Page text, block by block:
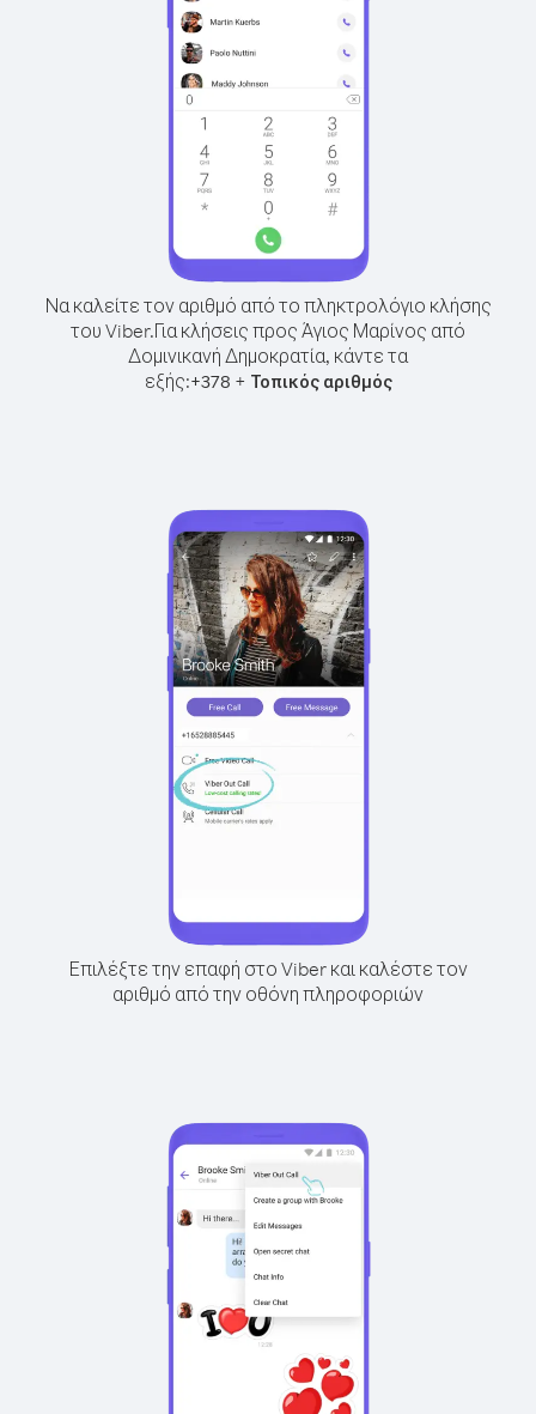
Να καλείτε τον αριθμό από το πληκτρολόγιο κλήσης
του Viber.Για κλήσεις προς Άγιος Μαρίνος από
Δομινικανή Δημοκρατία, κάντε τα
εξής:+378 + Τοπικός αριθμός
Επιλέξτε την επαφή στο Viber και καλέστε τον
αριθμό από την οθόνη πληροφοριών